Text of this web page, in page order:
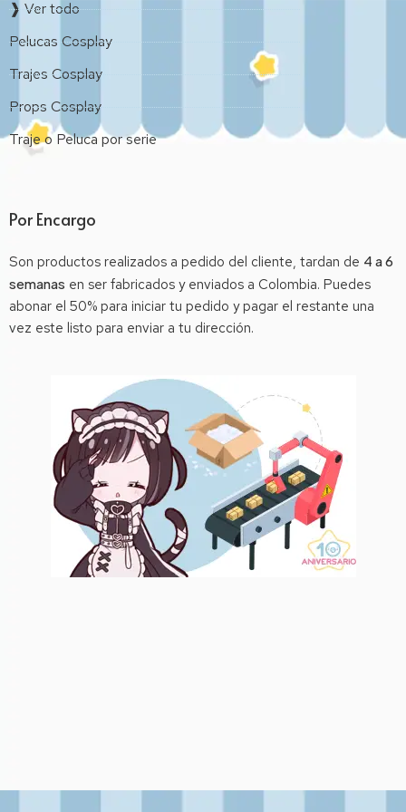
❱ Ver todo
Pelucas Cosplay
Trajes Cosplay
Props Cosplay
Traje o Peluca por serie
Por Encargo
Son productos realizados a pedido del cliente, tardan de 4 a 6
semanas en ser fabricados y enviados a Colombia. Puedes
abonar el 50% para iniciar tu pedido y pagar el restante una
vez este listo para enviar a tu dirección.